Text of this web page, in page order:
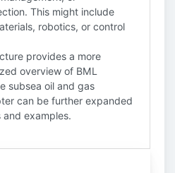
This might include
robotics, or control
provides a more
overview of BML
subsea oil and gas
can be further expanded
examples.